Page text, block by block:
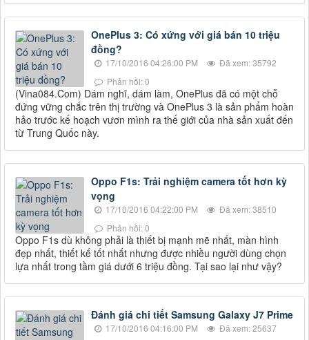
OnePlus 3: Có xứng với giá bán 10 triệu
đồng?
17/10/2016 04:26:00 PM
Đã xem: 35792
Phản hồi: 0
(Vina084.Com) Dám nghĩ, dám làm, OnePlus đã có một chỗ
đứng vững chắc trên thị trường và OnePlus 3 là sản phẩm hoàn
hảo trước kế hoạch vươn mình ra thế giới của nhà sản xuất đến
từ Trung Quốc này.
Oppo F1s: Trải nghiệm camera tốt hơn kỳ
vọng
17/10/2016 04:22:00 PM
Đã xem: 38510
Phản hồi: 0
Oppo F1s dù không phải là thiết bị mạnh mẽ nhất, màn hình
đẹp nhất, thiết kế tốt nhất nhưng được nhiều người dùng chọn
lựa nhất trong tầm giá dưới 6 triệu đồng. Tại sao lại như vậy?
Đánh giá chi tiết Samsung Galaxy J7 Prime
17/10/2016 04:16:00 PM
Đã xem: 25637